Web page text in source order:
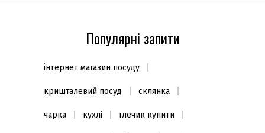
Популярні запити
інтернет магазин посуду
кришталевий посуд склянка
чарка кухлі глечик купити